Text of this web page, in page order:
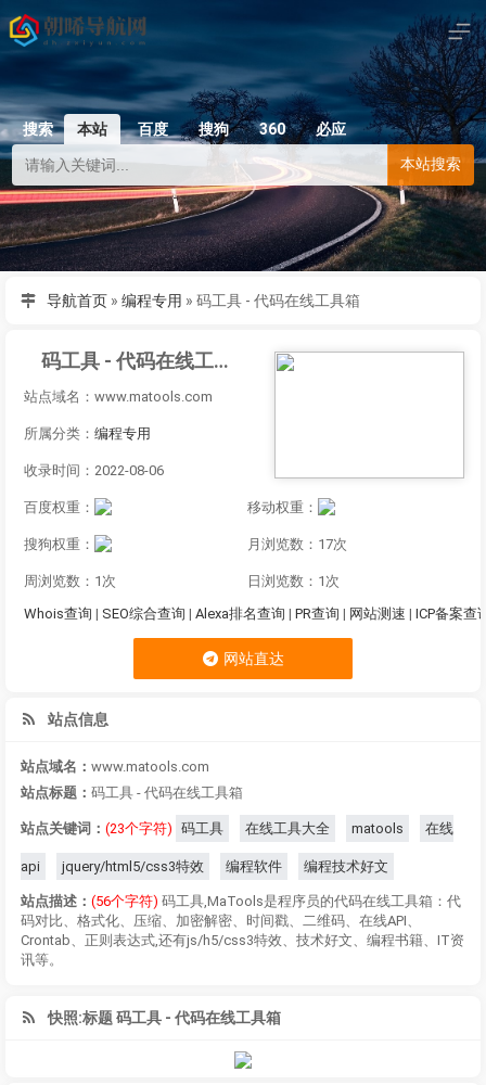
搜索 本站 百度 搜狗 360
必应
本站搜索
导航首页 » 编程专用 » 码工具 - 代码在线工具箱
码工具 - 代码在线工具箱
站点域名：www.matools.com
所属分类： 编程专用
收录时间：2022-08-06
百度权重： 移动权重：
搜狗权重： 月浏览数：17次
周浏览数：1次
日浏览数：1次
Whois查询 | SEO综合查询 | Alexa排名查询 | PR查询 | 网站测速 | ICP备案查
网站直达
站点信息
站点域名： www.matools.com
站点标题： 码工具 - 代码在线工具箱
站点关键词： (23个字符) 码工具 在线工具大全 matools 在线
api jquery/html5/css3特效 编程软件 编程技术好文
站点描述： (56个字符) 码工具,MaTools是程序员的代码在线工具箱：代
码对比、格式化、压缩、加密解密、时间戳、二维码、在线API、
Crontab、正则表达式,还有js/h5/css3特效、技术好文、编程书籍、IT资
讯等。
快照:标题 码工具 - 代码在线工具箱